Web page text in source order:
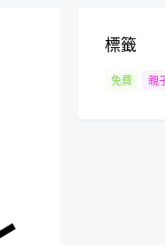
標籤
免費 親